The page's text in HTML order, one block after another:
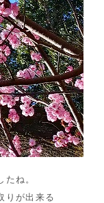
ね。
りが出来る